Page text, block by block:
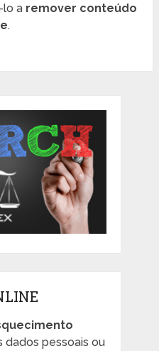
lo a remover conteúdo
.
dados pessoais ou